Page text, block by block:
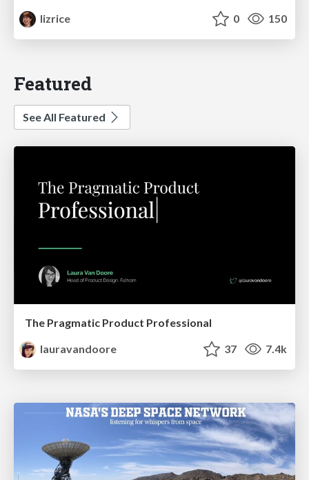
lizrice
0 150
Featured
See All Featured
The Pragmatic Product Professional
lauravandoore
37 7.4k